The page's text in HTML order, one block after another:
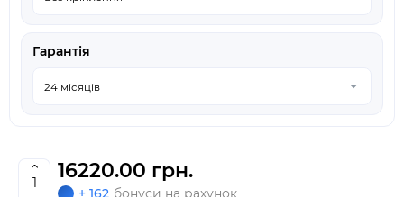
Гарантія
16220.00 грн.
+ 162 бонуси на рахунок